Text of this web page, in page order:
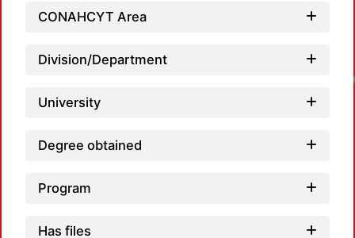
CONAHCYT Area
Division/Department
University
Degree obtained
Program
Has files